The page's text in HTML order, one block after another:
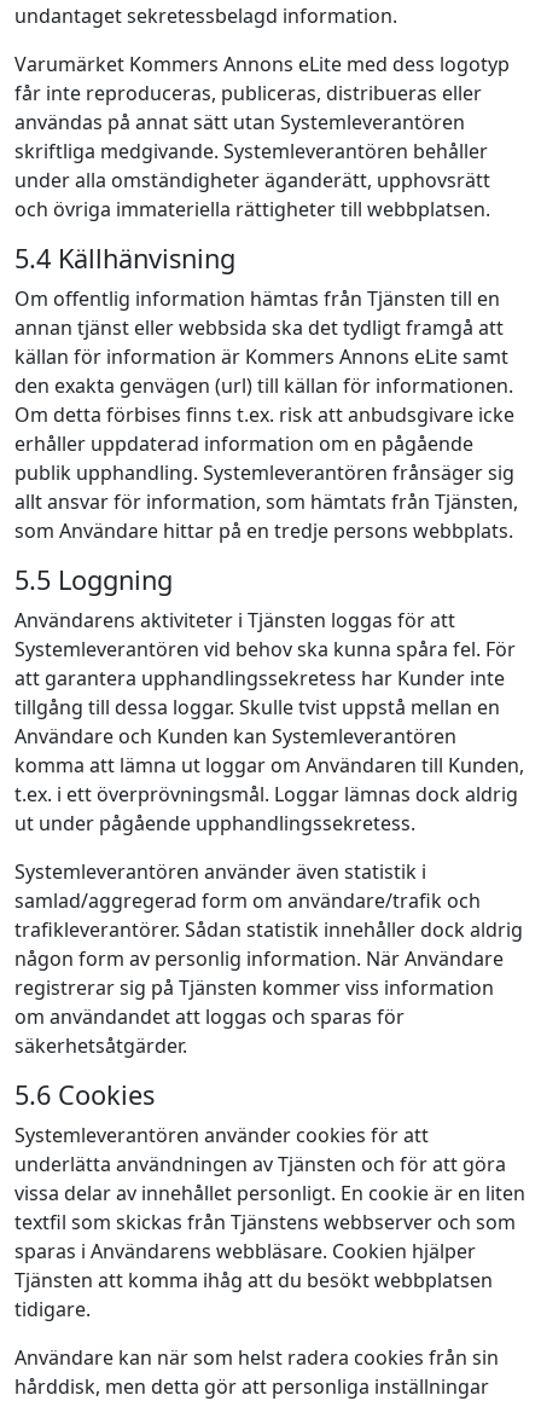
undantaget sekretessbelagd information.
Varumärket Kommers Annons eLite med dess logotyp
får inte reproduceras, publiceras, distribueras eller
användas på annat sätt utan Systemleverantören
skriftliga medgivande. Systemleverantören behåller
under alla omständigheter äganderätt, upphovsrätt
och övriga immateriella rättigheter till webbplatsen.
5.4 Källhänvisning
Om offentlig information hämtas från Tjänsten till en
annan tjänst eller webbsida ska det tydligt framgå att
källan för information är Kommers Annons eLite samt
den exakta genvägen (url) till källan för informationen.
Om detta förbises finns t.ex. risk att anbudsgivare icke
erhåller uppdaterad information om en pågående
publik upphandling. Systemleverantören frånsäger sig
allt ansvar för information, som hämtats från Tjänsten,
som Användare hittar på en tredje persons webbplats.
5.5 Loggning
Användarens aktiviteter i Tjänsten loggas för att
Systemleverantören vid behov ska kunna spåra fel. För
att garantera upphandlingssekretess har Kunder inte
tillgång till dessa loggar. Skulle tvist uppstå mellan en
Användare och Kunden kan Systemleverantören
komma att lämna ut loggar om Användaren till Kunden,
t.ex. i ett överprövningsmål. Loggar lämnas dock aldrig
ut under pågående upphandlingssekretess.
Systemleverantören använder även statistik i
samlad/aggregerad form om användare/trafik och
trafikleverantörer. Sådan statistik innehåller dock aldrig
någon form av personlig information. När Användare
registrerar sig på Tjänsten kommer viss information
om användandet att loggas och sparas för
säkerhetsåtgärder.
5.6 Cookies
Systemleverantören använder cookies för att
underlätta användningen av Tjänsten och för att göra
vissa delar av innehållet personligt. En cookie är en liten
textfil som skickas från Tjänstens webbserver och som
sparas i Användarens webbläsare. Cookien hjälper
Tjänsten att komma ihåg att du besökt webbplatsen
tidigare.
Användare kan när som helst radera cookies från sin
hårddisk, men detta gör att personliga inställningar